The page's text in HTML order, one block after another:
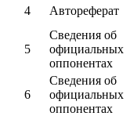
4 Автореферат
5
Сведения об
официальных
оппонентах
6
Сведения об
официальных
оппонентах